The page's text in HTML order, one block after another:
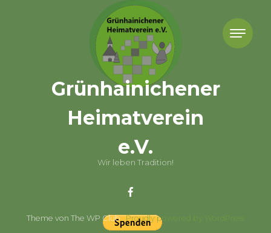
Grünhainichener
Heimatverein
e.V.
Wir leben Tradition!
Theme von The WP Club .Proudly powered by WordPress